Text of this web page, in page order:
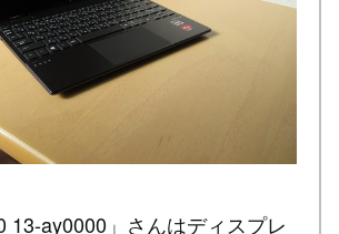
13-ay0000」さんはディスプレ